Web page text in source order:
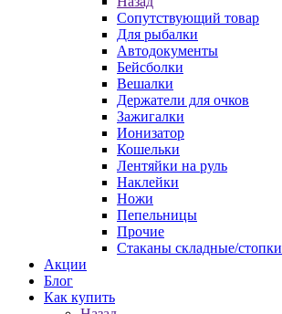
Сопутствующий товар
Для рыбалки
Автодокументы
Бейсболки
Вешалки
Держатели для очков
Зажигалки
Ионизатор
Кошельки
Лентяйки на руль
Наклейки
Ножи
Пепельницы
Прочие
Стаканы складные/стопки
Акции
Блог
Как купить